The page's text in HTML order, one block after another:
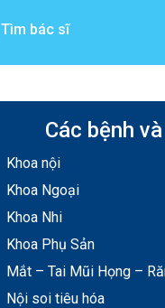
Tìm bác sĩ
Các bệnh
Khoa nội
Khoa Ngoại
Khoa Nhi
Khoa Phụ Sản
Mắt – Tai Mũi Họng –
Nội soi tiêu hóa